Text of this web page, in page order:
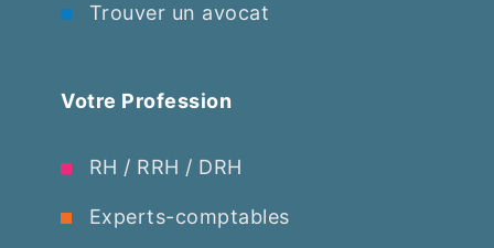
Trouver un avocat
Votre Profession
RH / RRH / DRH
Experts-comptables